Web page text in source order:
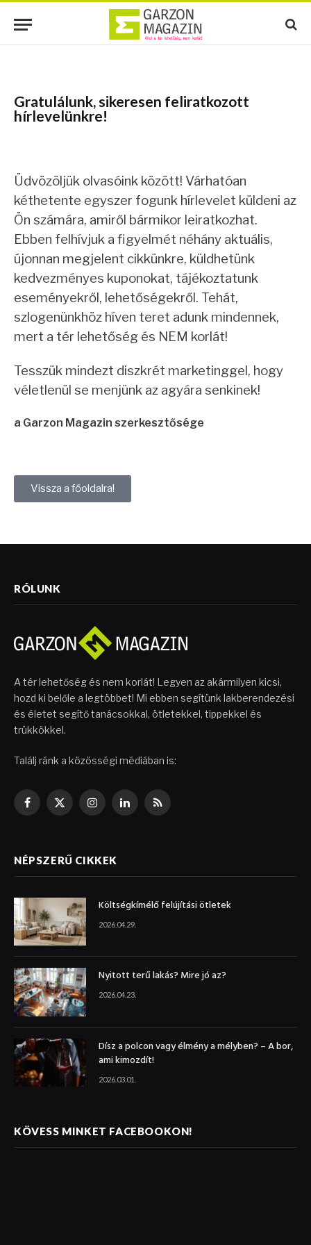
Gratulálunk, sikeresen feliratkozott
hírlevelünkre!
Üdvözöljük olvasóink között! Várhatóan
kéthetente egyszer fogunk hírlevelet küldeni az
Ön számára, amiről bármikor leiratkozhat.
Ebben felhívjuk a figyelmét néhány aktuális,
újonnan megjelent cikkünkre, küldhetünk
kedvezményes kuponokat, tájékoztatunk
eseményekről, lehetőségekről. Tehát,
szlogenünkhöz híven teret adunk mindennek,
mert a tér lehetőség és NEM korlát!
Tesszük mindezt diszkrét marketinggel, hogy
véletlenül se menjünk az agyára senkinek!
a Garzon Magazin szerkesztősége
Vissza a főoldalra!
RÓLUNK
A tér lehetőség és nem korlát! Legyen az akármilyen kicsi,
hozd ki belőle a legtöbbet! Mi ebben segítünk lakberendezési
és életet segítő tanácsokkal, ötletekkel, tippekkel és
trükkökkel.
Találj ránk a közösségi médiában is:
Facebook
X
InstagramLinkedInRSS
NÉPSZERŰ CIKKEK
Költségkímélő felújítási ötletek
2026.04.29.
Nyitott terű lakás? Mire jó az?
2026.04.23.
Dísz a polcon vagy élmény a mélyben? – A bor,
ami kimozdít!
2026.03.01.
KÖVESS MINKET FACEBOOKON!